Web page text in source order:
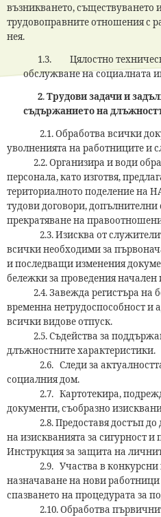
възникването, съществуването
трудовоправните отношения с
нея.
1.3. Цялостно
обслужване на
2.Трудови задачи и
съдържанието на
2.1. Обработва всички
уволненията на работниците и
2.2. Организира и води
персонала, като изготвя,
териториалното поделение на
тудови договори, допълнителни
прекратяване на
2.3. Изисква от
всички необходими за
и последващи изменения
бележки за проведения
2.4. Завежда регистъра на
временна нетрудоспособност и
всички видове отпуск.
2.5. Съдейства за
длъжностните характеристики.
2.6. Следи за актуалността
социалния дом.
2.7. Картотекира,
документи, съобразно
2.8. Предоставя достъп до
на изискванията за сигурност и
Инструкция за защита на
2.9. Участва в конкурсни
назначаване на нови
спазването на процедурата за
2.10. Обработва